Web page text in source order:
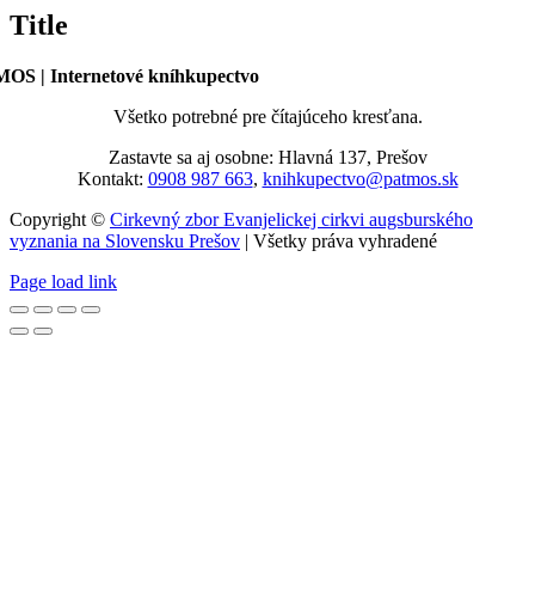
produktu
Title
| Internetové kníhkupectvo
Všetko potrebné pre čítajúceho kresťana.
Zastavte sa aj osobne: Hlavná 137, Prešov
Kontakt: 0908 987 663, knihkupectvo@patmos.sk
Copyright © Cirkevný zbor Evanjelickej cirkvi augsburského
vyznania na Slovensku Prešov | Všetky práva vyhradené
Page load link